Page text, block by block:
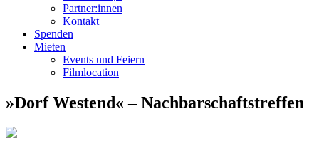
Partner:innen
Kontakt
Spenden
Mieten
Events und Feiern
Filmlocation
»Dorf Westend« – Nachbarschaftstreffen